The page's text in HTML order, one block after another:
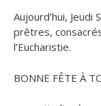
Aujourd’hui, Jeudi
prêtres,
l’Eucharistie.
BONNE FÊTE À